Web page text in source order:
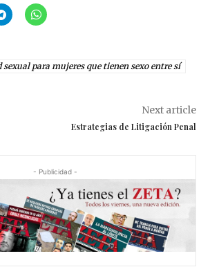
sexual para mujeres que tienen sexo entre sí
Next article
Estrategias de Litigación Penal
- Publicidad -